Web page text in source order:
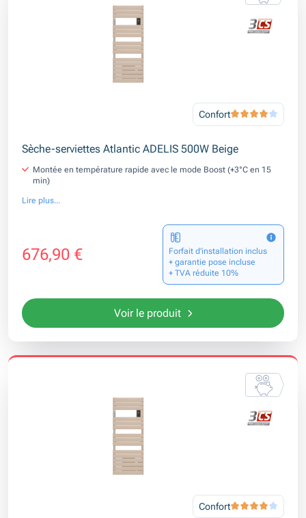
Confort
Sèche-serviettes Atlantic ADELIS 500W Beige
Montée en température rapide avec le mode Boost (+3°C en 15
min)
Lire plus...
676,90 €
Forfait d’installation inclus
+ garantie pose incluse
+ TVA réduite 10%
Voir le produit
Confort